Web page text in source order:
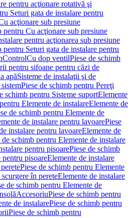
pentru acţionare rotativă şi
Seturi gata de instalare pentru
acţionare sub presiune
pentru Cu acţionare sub presiune
pentru acţionarea sub presiune
pentru Seturi gata de instalare pentru
Cu dop ventilPiese de schimb
pentru sifoane pentru căzi de
apăSisteme de instalaţii şi de
Piese de schimb pentru Pereţi
schimb pentru Sisteme suportElemente
Elemente de instalareElemente de
de schimb pentru Elemente de
de instalare pentru lavoarePiese
instalare pentru lavoareElemente de
de schimb pentru Elemente de instalare
pentru pisoarePiese de schimb
pentru pisoareElemente de instalare
Piese de schimb pentru Elemente
în pereteElemente de instalare
de schimb pentru Elemente de
AccesoriuPiese de schimb pentru
de instalarePiese de schimb pentru
Piese de schimb pentru